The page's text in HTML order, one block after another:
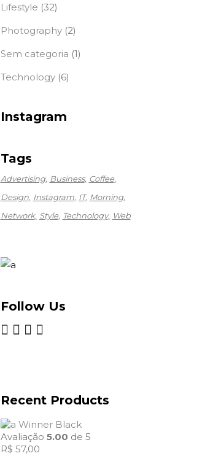
Lifestyle (32)
Photography(2)
Sem categoria (1)
Technology(6)
Instagram
Tags
Advertising Business Coffee
Design Instagram IT Morning
Network Style Technology Web
Follow Us
Recent Products
Winner Black
Avaliação 5.00 de 5
R$ 57,00